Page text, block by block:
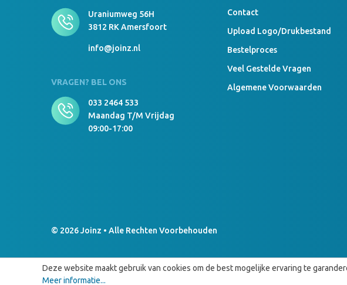
Uraniumweg 56H
3812 RK Amersfoort
info@joinz.nl
VRAGEN? BEL ONS
033 2464 533
Maandag T/m Vrijdag
09:00-17:00
Contact
Upload Logo/drukbestand
Bestelproces
Veel Gestelde Vragen
Algemene Voorwaarden
© 2026 Joinz • Alle Rechten Voorbehouden
Deze website maakt gebruik van cookies om de best mogelijke ervaring te
Meer informatie...